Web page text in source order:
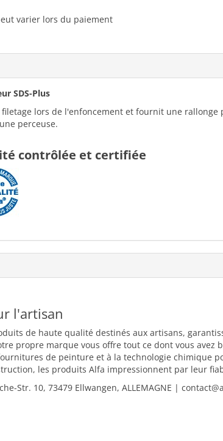
varier lors du paiement
SDS-Plus
lors de l'enfoncement et fournit une
perceuse.
contrôlée et certifiée
l'artisan
de haute qualité destinés aux artisans,
propre marque vous offre tout ce dont vous avez
de peinture et à la technologie chimique
les produits Alfa impressionnent par leur
Str. 10, 73479 Ellwangen, ALLEMAGNE |